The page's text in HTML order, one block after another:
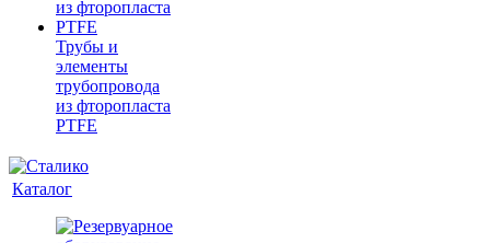
Трубы и
элементы
трубопровода
из фторопласта
PTFE
Каталог